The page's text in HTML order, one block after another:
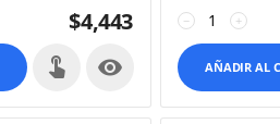
$4,443

+
−
AÑADIR AL